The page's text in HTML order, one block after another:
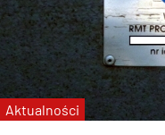
Aktualności